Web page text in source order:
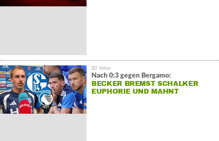
Nach 0:3 gegen Bergamo:
BECKER BREMST SCHALKER
EUPHORIE UND MAHNT